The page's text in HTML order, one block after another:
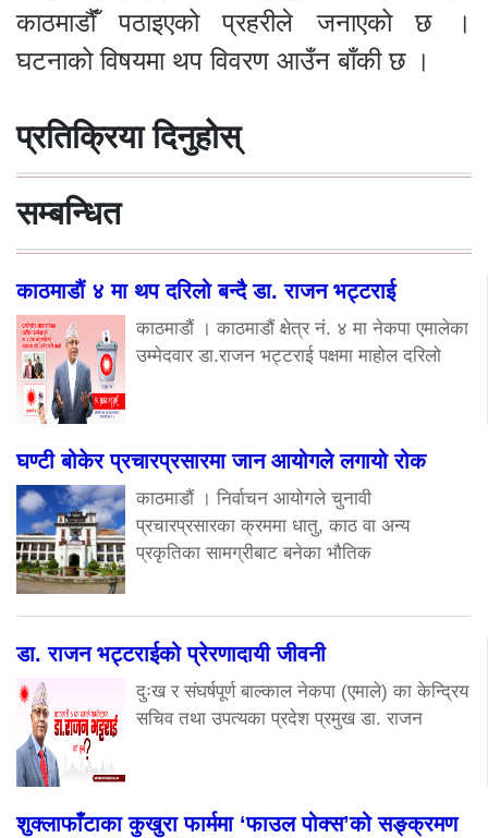
काठमाडौंँ पठाइएको प्रहरीले जनाएको छ ।
घटनाको विषयमा थप विवरण आउँन बाँकी छ ।
प्रतिक्रिया दिनुहोस्
सम्बन्धित
काठमाडौं ४ मा थप दरिलो बन्दै डा. राजन भट्टराई
काठमाडौं । काठमाडौं क्षेत्र नं. ४ मा नेकपा एमालेका
उम्मेदवार डा.राजन भट्टराई पक्षमा माहोल दरिलो
घण्टी बोकेर प्रचारप्रसारमा जान आयोगले लगायो रोक
काठमाडौं । निर्वाचन आयोगले चुनावी
प्रचारप्रसारका क्रममा धातु, काठ वा अन्य
प्रकृतिका सामग्रीबाट बनेका भौतिक
डा. राजन भट्टराईको प्रेरणादायी जीवनी
दुःख र संघर्षपूर्ण बाल्काल नेकपा (एमाले) का केन्द्रिय
सचिव तथा उपत्यका प्रदेश प्रमुख डा. राजन
शुक्लाफाँटाका कुखुरा फार्ममा ‘फाउल पोक्स’को सङ्क्रमण